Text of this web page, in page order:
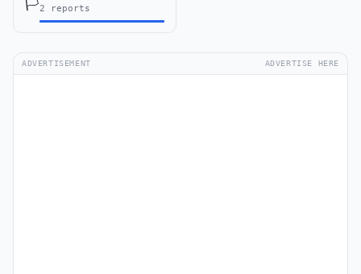
🏳️2 reports
ADVERTISEMENT ADVERTISE HERE